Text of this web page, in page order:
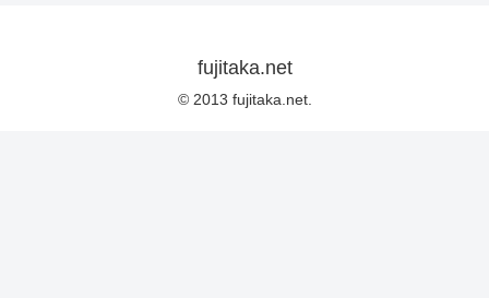
fujitaka.net
© 2013 fujitaka.net.